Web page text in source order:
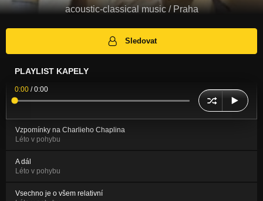
acoustic-classical music / Praha
Sledovat
PLAYLIST KAPELY
0:00 /0:00
Vzpomínky na Charlieho Chaplina
Léto v pohybu
A dál
Léto v pohybu
Vsechno je o všem relativní